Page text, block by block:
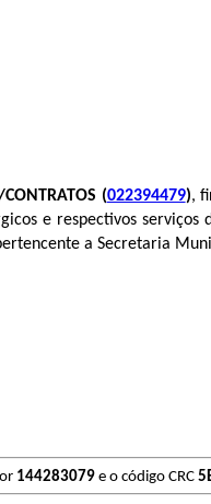
(022394479),
e respectivos serviços
a Secretaria
144283079 e o código CRC